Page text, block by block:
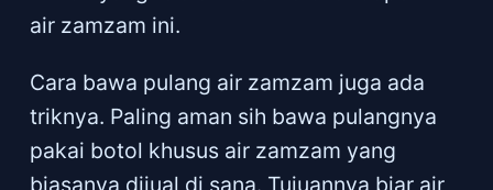
air zamzam ini.
Cara bawa pulang air zamzam juga ada
triknya. Paling aman sih bawa pulangnya
pakai botol khusus air zamzam yang